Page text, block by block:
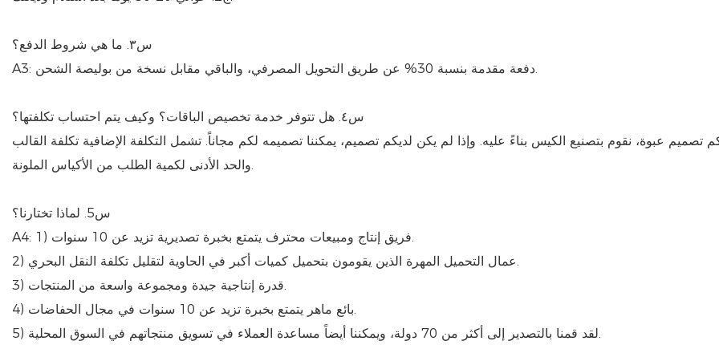
س٣. ما هي شروط الدفع؟
س٤. هل تتوفر خدمة تخصيص الباقات؟ وكيف يتم احتساب تكلفتها؟
تصميم عبوة، نقوم بتصنيع الكيس بناءً عليه. وإذا لم يكن لديكم تصميم، يمكننا تصميمه لكم مجاناً. تشمل التكلفة الإضافية تكلفة القالب
س5. لماذا تختارنا؟